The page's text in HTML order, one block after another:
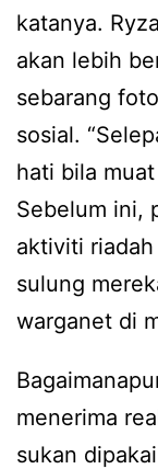
katanya.
akan lebih
sebarang
sosial.
hati bila
Sebelum ini,
aktiviti
sulung
warganet di
menerima
sukan